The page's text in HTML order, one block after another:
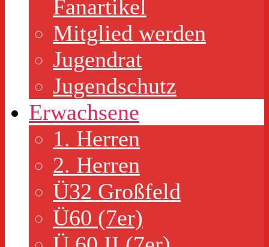
Fanartikel
Mitglied werden
Jugendrat
Jugendschutz
Erwachsene
1. Herren
2. Herren
Ü32 Großfeld
Ü60 (7er)